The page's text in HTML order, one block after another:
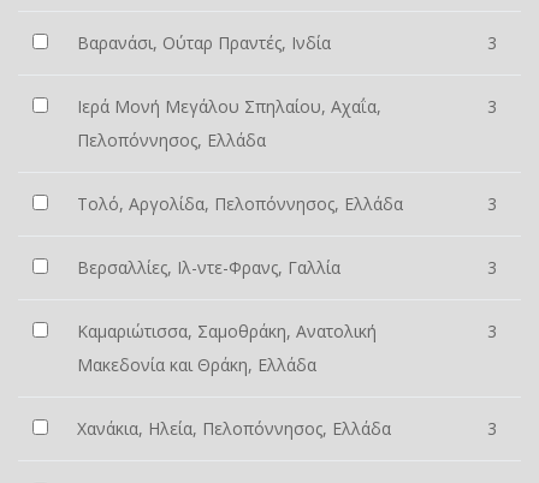
Βαρανάσι, Ούταρ Πραντές, Ινδία 3
Ιερά Μονή Μεγάλου Σπηλαίου, Αχαΐα,
Πελοπόννησος, Ελλάδα
3
Τολό, Αργολίδα, Πελοπόννησος, Ελλάδα 3
Βερσαλλίες, Ιλ-ντε-Φρανς, Γαλλία 3
Καμαριώτισσα, Σαμοθράκη, Ανατολική
Μακεδονία και Θράκη, Ελλάδα
3
Χανάκια, Ηλεία, Πελοπόννησος, Ελλάδα 3